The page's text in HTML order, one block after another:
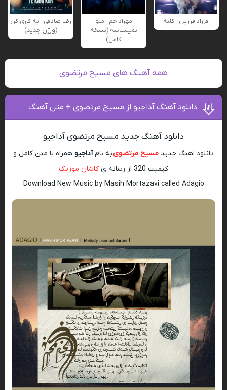
فرزاد فرزین - کلبه
مهراد جم - منو
نمیشناسه (نسخه
کامل)
رضا صادقی - یه کاری کن
(ورژن جدید)
همه آهنگ های مسیح مرتضوی
دانلود آهنگ آداجیو از مسیح مرتضوی + متن آهنگ
دانلود آهنگ جدید مسیح مرتضوی آداجیو
دانلود اهنگ جدید مسیح مرتضویبه نامآداجیو همراه با متن کامل و
کیفیت 320 از رسانه ی
کاشان موزیک
Download New Music by Masih Mortazavi called Adagio